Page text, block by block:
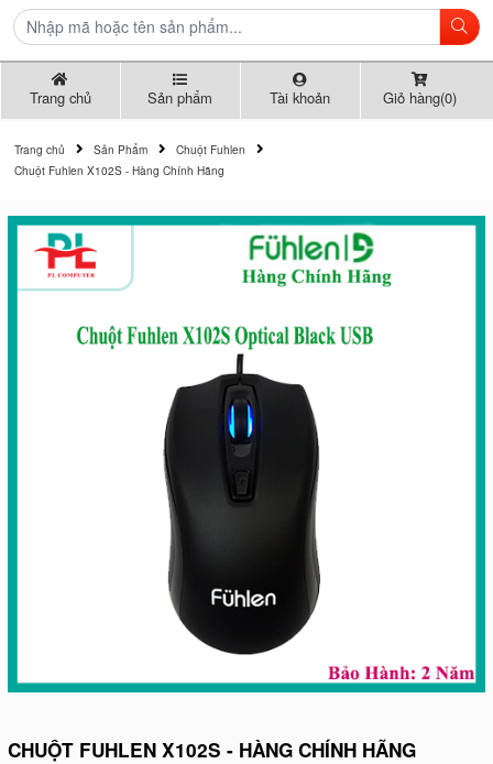
Trang chủ Sản phẩm Tài khoản Giỏ hàng(0)
Trang chủ Sản Phẩm
Chuột Fuhlen
Chuột Fuhlen X102S - Hàng Chính Hãng
CHUỘT FUHLEN X102S - HÀNG CHÍNH HÃNG